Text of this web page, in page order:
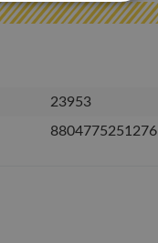
23953
8804775251276